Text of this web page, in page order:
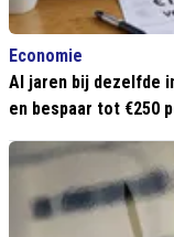
Economie
Al jaren bij dezelfde
en bespaar tot €250